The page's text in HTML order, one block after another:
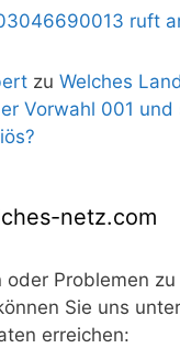
ruft
zu Welches
Vorwahl 001 und
netz.com
oder Problemen
Sie uns
erreichen: